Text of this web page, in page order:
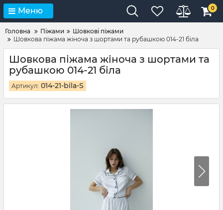
Меню 0
Головна Піжами
Шовкові піжами
Шовкова піжама жіноча з шортами та рубашкою 014-21 біла
Шовкова піжама жіноча з шортами та
рубашкою 014-21 біла
Артикул: 014-21-bila-S